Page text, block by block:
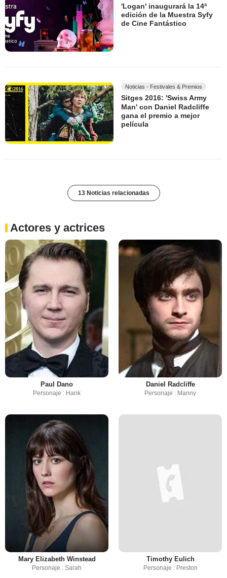
'Logan' inaugurará la 14ª
edición de la Muestra Syfy
de Cine Fantástico
Noticias - Festivales & Premios
Sitges 2016: 'Swiss Army
Man' con Daniel Radcliffe
gana el premio a mejor
película
13 Noticias relacionadas
Actores y actrices
Paul Dano
Personaje : Hank
Daniel Radcliffe
Personaje : Manny
Mary Elizabeth Winstead
Personaje : Sarah
Timothy Eulich
Personaje : Preston